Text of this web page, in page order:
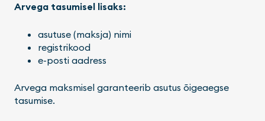
Arvega tasumisel lisaks:
asutuse (maksja) nimi
registrikood
e-posti aadress
Arvega maksmisel garanteerib asutus õigeaegse
tasumise.